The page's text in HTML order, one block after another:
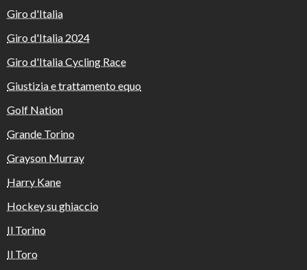
Giro d'Italia
Giro d'Italia 2024
Giro d'Italia Cycling Race
Giustizia e trattamento equo
Golf Nation
Grande Torino
Grayson Murray
Harry Kane
Hockey su ghiaccio
Il Torino
Il Toro